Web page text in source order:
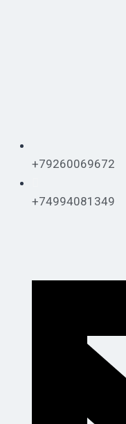
+79260069672
+74994081349